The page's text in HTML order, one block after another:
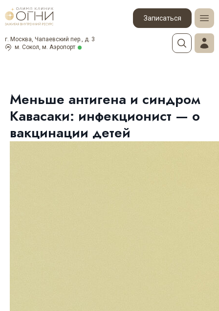
Записаться
м. Сокол, м. Аэропорт
г. Москва, Чапаевский пер., д. 3
Меньше антигена и синдром
Кавасаки: инфекционист — о
вакцинации детей